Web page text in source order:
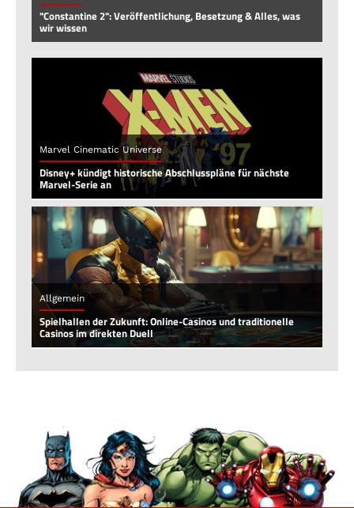
"Constantine 2": Veröffentlichung, Besetzung & Alles, was
wir wissen
Marvel Cinematic Universe
Disney+ kündigt historische Abschlusspläne für nächste
Marvel-Serie an
Allgemein
Spielhallen der Zukunft: Online-Casinos und traditionelle
Casinos im direkten Duell